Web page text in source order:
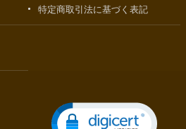
特定商取引法に基づく表記